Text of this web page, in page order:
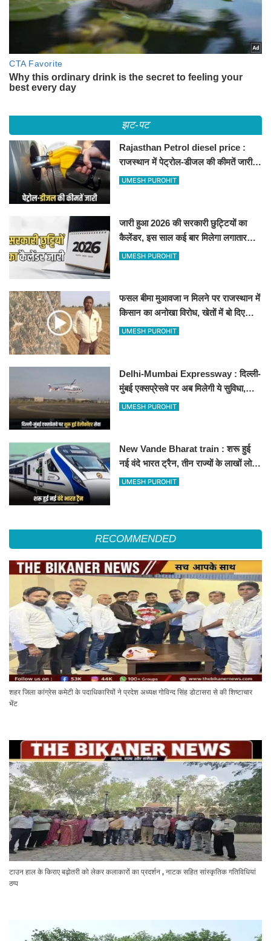
झट-पट
Rajasthan Petrol diesel price :
राजस्थान में पेट्रोल-डीजल की कीमतें जारी,
जानिए बीकानेर समेत पुरे प्रदेश में नए रेट
UMESH PUROHIT
जारी हुआ 2026 की सरकारी छुट्टियों का
कैलेंडर, इस साल कई बार मिलेगा लगातार
अवकाश, देखें
UMESH PUROHIT
फसल बीमा मुआवजा न मिलने पर राजस्थान में
किसान का अनोखा विरोध, खेतों में बो दिए
500-500 रुपए के नोट, वीडियो वायरल
UMESH PUROHIT
Delhi-Mumbai Expressway : दिल्ली-
मुंबई एक्सप्रेसवे पर अब मिलेगी ये सुविधा,
हेलीकॉप्टर सर्विस से तुरंत घायल पहुंचेगा
UMESH PUROHIT
New Vande Bharat train : शरू हुई
नई वंदे भारत ट्रैन, तीन राज्यों के लाखों लोगों
का सफर होगा आसान, देखें पूरा रूटमैप
UMESH PUROHIT
RECOMMENDED
शहर जिला कांग्रेस कमेटी के पदाधिकारियों ने प्रदेश अध्यक्ष गोविन्द सिंह डोटासरा से की शिष्टाचार
भेंट
टाउन हाल के किराए बढ़ोतरी को लेकर कलाकारों का प्रदर्शन , नाटक सहित सांस्कृतिक गतिविधियां
ठप्प